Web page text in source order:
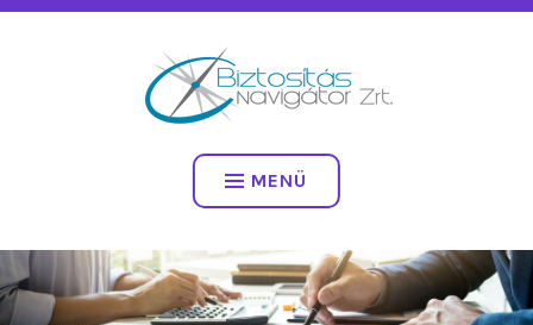
Tartalomhoz
BIZTOSÍTÁS NAVIGÁTOR
ZRT.
MENÜ